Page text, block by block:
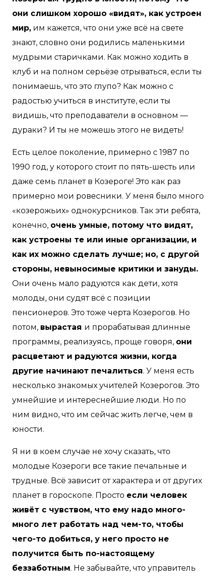
они слишком хорошо «видят», как устроен
мир, им кажется, что они уже всё на свете
знают, словно они родились маленькими
мудрыми старичками. Как можно ходить в
клуб и на полном серьёзе отрываться, если ты
понимаешь, что это глупо? Как можно с
радостью учиться в институте, если ты
видишь, что преподаватели в основном —
дураки? И ты не можешь этого не видеть!
Есть целое поколение, примерно с 1987 по
1990 год, у которого стоит по пять-шесть или
даже семь планет в Козероге! Это как раз
примерно мои ровесники. У меня было много
«козерожьих» однокурсников. Так эти ребята,
конечно, очень умные, потому что видят,
как устроены те или иные организации, и
как их можно сделать лучше; но, с другой
стороны, невыносимые критики и зануды.
Они очень мало радуются как дети, хотя
молоды, они судят всё с позиции
пенсионеров. Это тоже черта Козерогов. Но
потом, вырастая и прорабатывая длинные
программы, реализуясь, проще говоря, они
расцветают и радуются жизни, когда
другие начинают печалиться. У меня есть
несколько знакомых учителей Козерогов. Это
умнейшие и интереснейшие люди. Но по
ним видно, что им сейчас жить легче, чем в
юности.
Я ни в коем случае не хочу сказать, что
молодые Козероги все такие печальные и
трудные. Всё зависит от характера и от других
планет в гороскопе. Просто если человек
живёт с чувством, что ему надо много-
много лет работать над чем-то, чтобы
чего-то добиться, у него просто не
получится быть по-настоящему
беззаботным. Не забывайте, что управитель